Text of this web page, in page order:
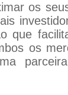
os
que
os
parceira